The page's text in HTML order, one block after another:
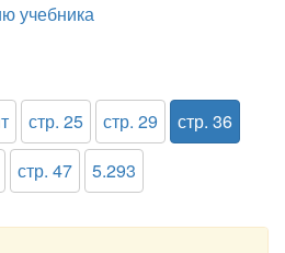
учебника
стр. 25 стр. 29
стр. 36
стр. 47 5.293